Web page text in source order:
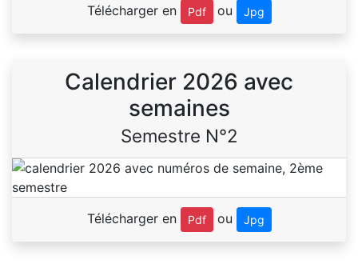
Télécharger en Pdf ou Jpg
Calendrier 2026 avec
semaines
Semestre N°2
Télécharger en Pdf ou Jpg